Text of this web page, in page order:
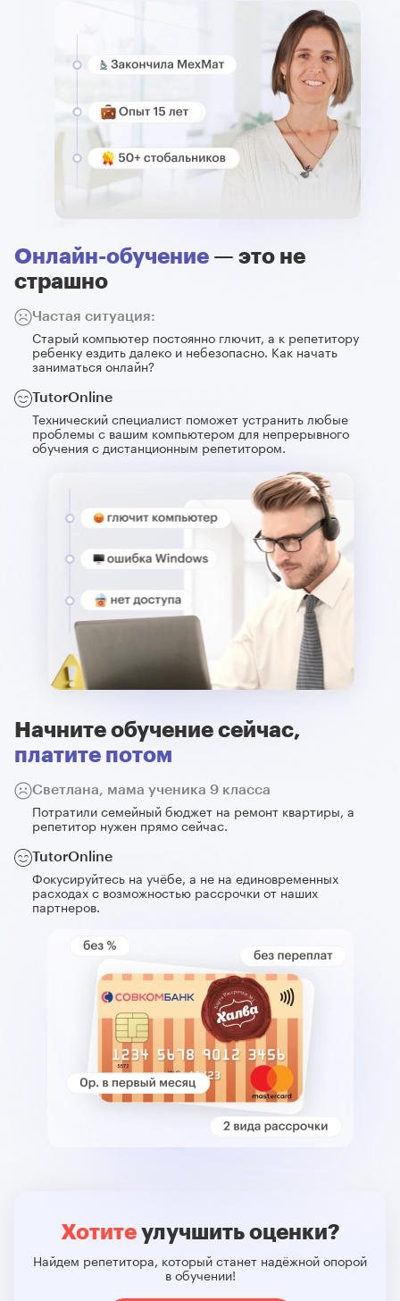
Oнлайн-обучение — это не
страшно
Частая ситуация:
Старый компьютер постоянно глючит, а к репетитору
ребенку ездить далеко и небезопасно. Как начать
заниматься онлайн?
TutorOnline
Технический специалист поможет устранить любые
проблемы с вашим компьютером для непрерывного
обучения с дистанционным репетитором.
Начните обучение сейчас,
платите потом
Светлана, мама ученика 9 класса
Потратили семейный бюджет на ремонт квартиры, а
репетитор нужен прямо сейчас.
TutorOnline
Фокусируйтесь на учёбе, а не на единовременных
расходах с возможностью рассрочки от наших
партнеров.
Хотите улучшить оценки?
Найдем репетитора, который станет надёжной опорой
в обучении!